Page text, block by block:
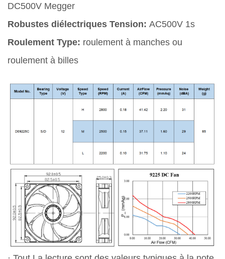
DC500V Megger
Robustes diélectriques Tension: AC500V 1s
Roulement Type: roulement à manches ou
roulement à billes